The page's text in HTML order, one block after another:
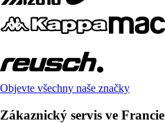
Objevte všechny naše značky
Zákaznický servis ve Francie